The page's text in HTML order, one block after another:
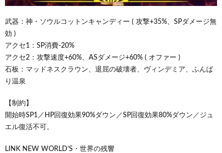
武器：神・ソウルコットンキャンディー ( 攻撃+35%、SPダメージ無
効 )
アクセ1：SP消費-20%
アクセ2：攻撃速度+60%、ASダメージ+60% ( オファー )
石板：マッドネスクラウン、退屈の破壊者、ヴィンデミア、ふんば
り温泉
【制約】
開始時SP1／HP回復効果90%ダウン／SP回復効果80%ダウン／ジュ
エル復活不可。
LINK NEW WORLD’S・世界の残響